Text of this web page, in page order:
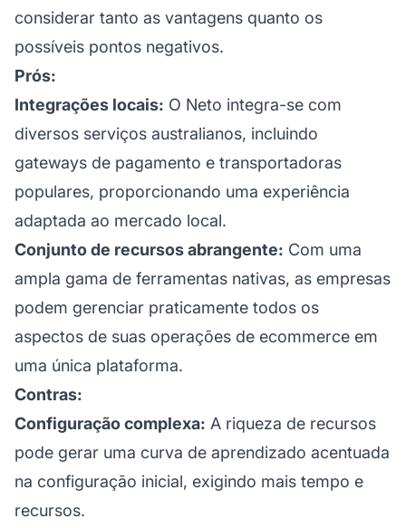
considerar tanto as vantagens quanto os
possíveis pontos negativos.
Prós:
Integrações locais: O Neto integra-se com
diversos serviços australianos, incluindo
gateways de pagamento e transportadoras
populares, proporcionando uma experiência
adaptada ao mercado local.
Conjunto de recursos abrangente: Com uma
ampla gama de ferramentas nativas, as empresas
podem gerenciar praticamente todos os
aspectos de suas operações de ecommerce em
uma única plataforma.
Contras:
Configuração complexa: A riqueza de recursos
pode gerar uma curva de aprendizado acentuada
na configuração inicial, exigindo mais tempo e
recursos.